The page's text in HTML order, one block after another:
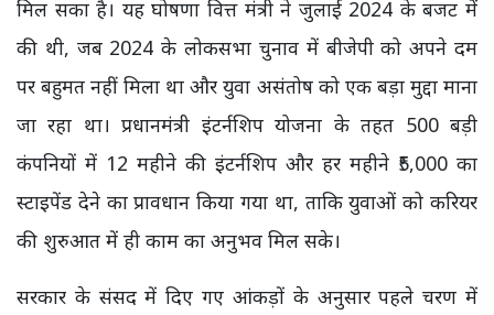
मिल सका है। यह घोषणा वित्त मंत्री ने जुलाई 2024 के बजट में
की थी, जब 2024 के लोकसभा चुनाव में बीजेपी को अपने दम
पर बहुमत नहीं मिला था और युवा असंतोष को एक बड़ा मुद्दा माना
जा रहा था। प्रधानमंत्री इंटर्नशिप योजना के तहत 500 बड़ी
कंपनियों में 12 महीने की इंटर्नशिप और हर महीने ₹5,000 का
स्टाइपेंड देने का प्रावधान किया गया था, ताकि युवाओं को करियर
की शुरुआत में ही काम का अनुभव मिल सके।
सरकार के संसद में दिए गए आंकड़ों के अनुसार पहले चरण में